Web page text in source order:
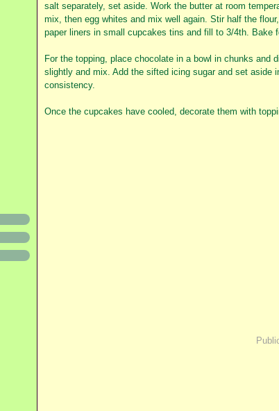
salt separately, set aside. Work the butter at room
mix, then egg whites and mix well again. Stir half the
paper liners in small cupcakes tins and fill to 3/4th. Bake
For the topping, place chocolate in a bowl in chunks and
slightly and mix. Add the sifted icing sugar and set aside
consistency.
Once the cupcakes have cooled, decorate them with